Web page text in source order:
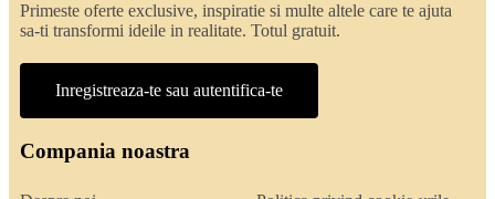
Primeste oferte exclusive, inspiratie si multe altele care te ajuta
sa-ti transformi ideile in realitate. Totul gratuit.
Inregistreaza-te sau autentifica-te
Compania noastra